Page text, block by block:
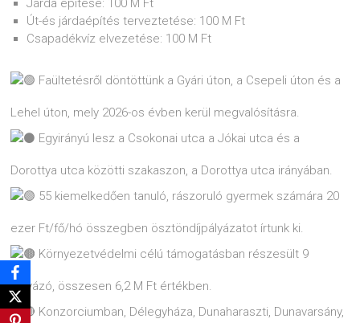
Járda építése: 100 M Ft
Út-és járdaépítés terveztetése: 100 M Ft
Csapadékvíz elvezetése: 100 M Ft
Faültetésről döntöttünk a Gyári úton, a Csepeli úton és a
Lehel úton, mely 2026-os évben kerül megvalósításra.
Egyirányú lesz a Csokonai utca a Jókai utca és a
Dorottya utca közötti szakaszon, a Dorottya utca irányában.
55 kiemelkedően tanuló, rászoruló gyermek számára 20
ezer Ft/fő/hó összegben ösztöndíjpályázatot írtunk ki.
Környezetvédelmi célú támogatásban részesült 9
pályázó, összesen 6,2 M Ft értékben.
Konzorciumban, Délegyháza, Dunaharaszti, Dunavarsány,